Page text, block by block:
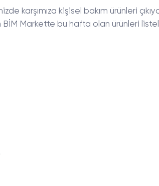
karşımıza kişisel bakım ürünleri
Markette bu hafta olan ürünleri